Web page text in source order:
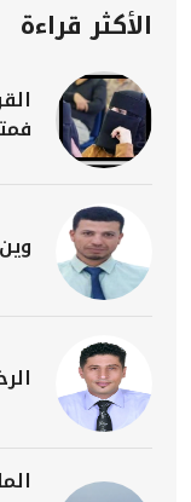
الأكثر قراءة